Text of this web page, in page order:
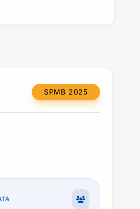
SPMB 2025